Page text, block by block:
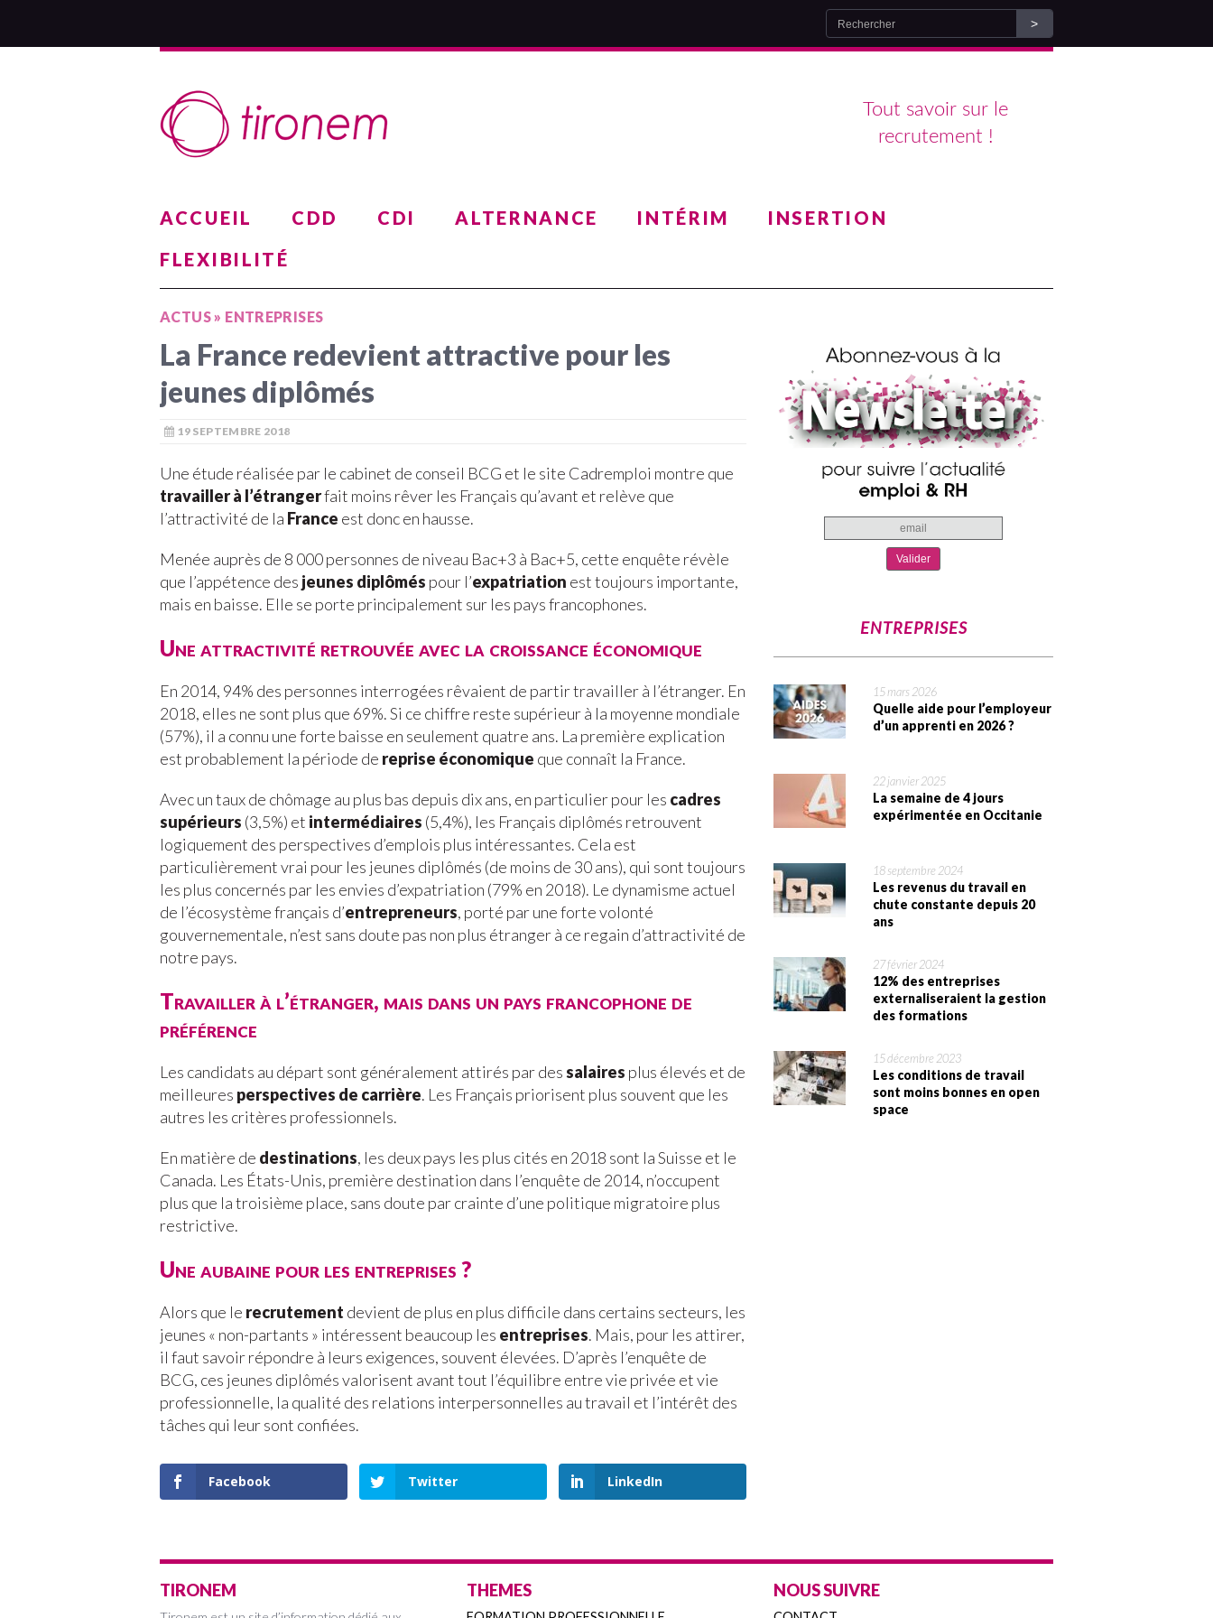
Tout savoir sur le
recrutement !
ACCUEIL CDD CDI ALTERNANCE INTÉRIM
INSERTION
FLEXIBILITÉ
ACTUS» ENTREPRISES
La France redevient attractive pour les
jeunes diplômés
19 SEPTEMBRE 2018
Une étude réalisée par le cabinet de conseil BCG et le site Cadremploi montre que
travailler à l’étrangerfait moins rêver les Français qu’avant et relève que
l’attractivité de la France est donc en hausse.
Menée auprès de 8 000 personnes de niveau Bac+3 à Bac+5, cette enquête révèle
que l’appétence des jeunes diplômés pour l’expatriation est toujours importante,
mais en baisse. Elle se porte principalement sur les pays francophones.
Une attractivité retrouvée avec la croissance économique
En 2014, 94% des personnes interrogées rêvaient de partir travailler à l’étranger. En
2018, elles ne sont plus que 69%. Si ce chiffre reste supérieur à la moyenne mondiale
(57%), il a connu une forte baisse en seulement quatre ans. La première explication
est probablement la période de reprise économique que connaît la France.
Avec un taux de chômage au plus bas depuis dix ans, en particulier pour les cadres
supérieurs (3,5%) et intermédiaires (5,4%), les Français diplômés retrouvent
logiquement des perspectives d’emplois plus intéressantes. Cela est
particulièrement vrai pour les jeunes diplômés (de moins de 30 ans), qui sont toujours
les plus concernés par les envies d’expatriation (79% en 2018). Le dynamisme actuel
de l’écosystème français d’entrepreneurs, porté par une forte volonté
gouvernementale, n’est sans doute pas non plus étranger à ce regain d’attractivité de
notre pays.
Travailler à l’étranger, mais dans un pays francophone de
préférence
Les candidats au départ sont généralement attirés par dessalaires plus élevés et de
meilleures perspectives de carrière. Les Français priorisent plus souvent que les
autres les critères professionnels.
En matière de destinations, les deux pays les plus cités en 2018 sont la Suisse et le
Canada. Les États-Unis, première destination dans l’enquête de 2014, n’occupent
plus que la troisième place, sans doute par crainte d’une politique migratoire plus
restrictive.
Une aubaine pour les entreprises ?
Alors que le recrutement devient de plus en plus difficile dans certains secteurs, les
jeunes « non-partants » intéressent beaucoup les entreprises. Mais, pour les attirer,
il faut savoir répondre à leurs exigences, souvent élevées. D’après l’enquête de
BCG, ces jeunes diplômés valorisent avant tout l’équilibre entre vie privée et vie
professionnelle, la qualité des relations interpersonnelles au travail et l’intérêt des
tâches qui leur sont confiées.
Facebook Twitter LinkedIn
ENTREPRISES
15 mars 2026
Quelle aide pour l’employeur
d’un apprenti en 2026 ?
22 janvier 2025
La semaine de 4 jours
expérimentée en Occitanie
18 septembre 2024
Les revenus du travail en
chute constante depuis 20
ans
27 février 2024
12% des entreprises
externaliseraient la gestion
des formations
15 décembre 2023
Les conditions de travail
sont moins bonnes en open
space
TIRONEM THEMES NOUS SUIVRE